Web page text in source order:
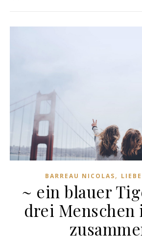
BARREAU NICOLAS,
~ ein blauer
drei Menschen